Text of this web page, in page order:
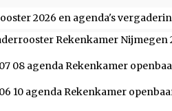
2026 en agenda's
Rekenkamer Nijmegen
08 agenda Rekenkamer
10 agenda Rekenkamer